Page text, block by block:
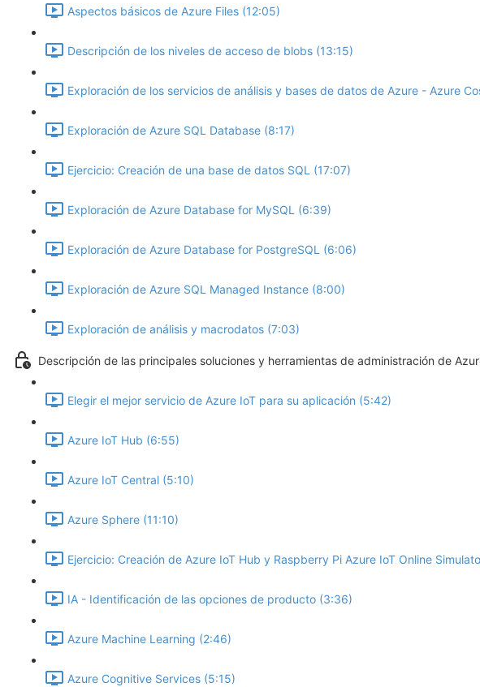
Aspectos básicos de Azure Files (12:05)
Descripción de los niveles de acceso de blobs (13:15)
Exploración de los servicios de análisis y bases de datos de Azure - Azure
Exploración de Azure SQL Database (8:17)
Ejercicio: Creación de una base de datos SQL (17:07)
Exploración de Azure Database for MySQL (6:39)
Exploración de Azure Database for PostgreSQL (6:06)
Exploración de Azure SQL Managed Instance (8:00)
Exploración de análisis y macrodatos (7:03)
Descripción de las principales soluciones y herramientas de administración de
Elegir el mejor servicio de Azure IoT para su aplicación (5:42)
Azure IoT Hub (6:55)
Azure IoT Central (5:10)
Azure Sphere (11:10)
Ejercicio: Creación de Azure IoT Hub y Raspberry Pi Azure IoT Online
IA - Identificación de las opciones de producto (3:36)
Azure Machine Learning (2:46)
Azure Cognitive Services (5:15)